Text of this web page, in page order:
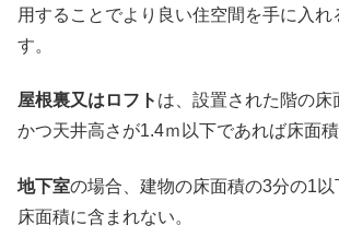
用することでより良い住空間を手に入れ
す。
屋根裏又はロフト は、設置された階の
かつ天井高さが1.4ｍ以下であれば床面積
地下室の場合、建物の床面積の3分の1
床面積に含まれない。